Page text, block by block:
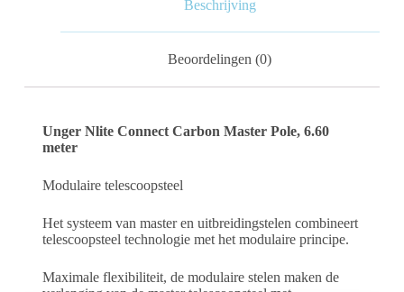
Beschrijving
Beoordelingen (0)
Unger Nlite Connect Carbon Master Pole, 6.60
meter
Modulaire telescoopsteel
Het systeem van master en uitbreidingstelen combineert
telescoopsteel technologie met het modulaire principe.
Maximale flexibiliteit, de modulaire stelen maken de